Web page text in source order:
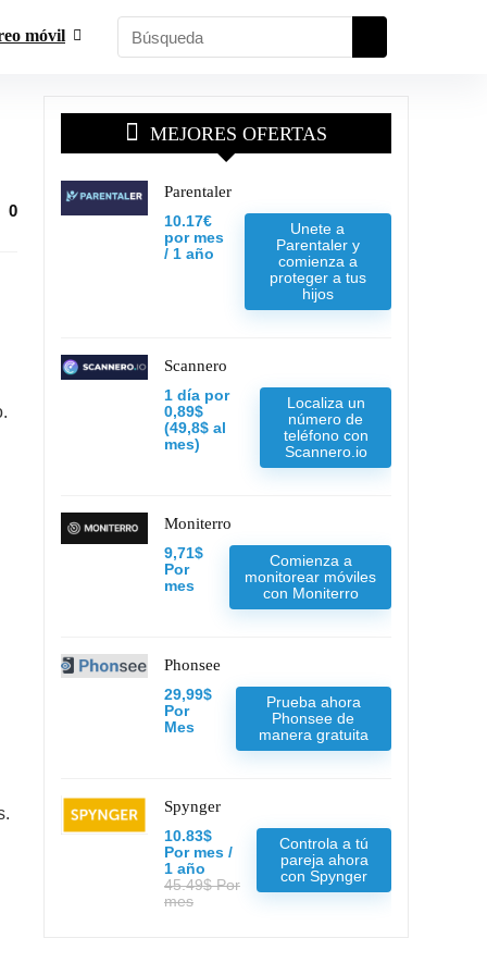
móvil
0
MEJORES OFERTAS
Parentaler
10.17€
por mes
/ 1 año
Unete a
Parentaler y
comienza a
proteger a tus
hijos
Scannero
1 día por
0,89$
(49,8$ al
mes)
Localiza un
número de
teléfono con
Scannero.io
Moniterro
9,71$
Por
mes
Comienza a
monitorear móviles
con Moniterro
Phonsee
29,99$
Por
Mes
Prueba ahora
Phonsee de
manera gratuita
Spynger
10.83$
Por mes /
1 año
45.49$ Por
mes
Controla a tú
pareja ahora
con Spynger